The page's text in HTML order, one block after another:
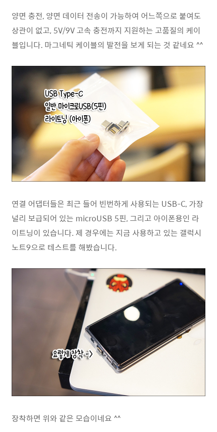
양면 충전, 양면 데이터 전송이 가능하여 어느쪽으로 붙여도
상관이 없고, 5V/9V 고속 충전까지 지원하는 고품질의 케이
블입니다. 마그네틱 케이블의 발전을 보게 되는 것 같네요 ^^
연결 어댑터들은 최근 들어 빈번하게 사용되는 USB-C, 가장
널리 보급되어 있는 microUSB 5핀, 그리고 아이폰용인 라
이트닝이 있습니다. 제 경우에는 지금 사용하고 있는 갤럭시
노트9으로 테스트를 해봤습니다.
장착하면 위와 같은 모습이네요 ^^